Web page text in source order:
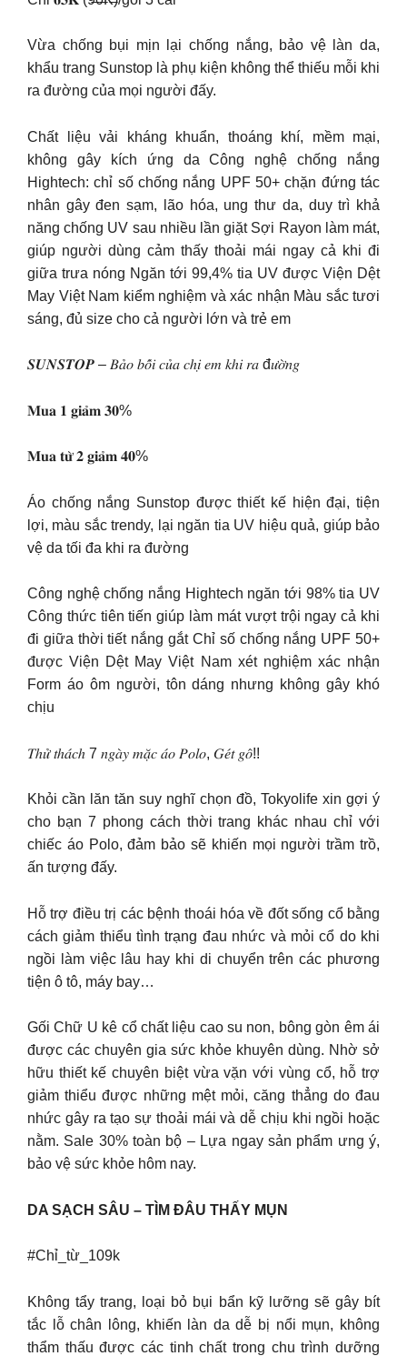
Vừa chống bụi mịn lại chống nắng, bảo vệ làn da,
khẩu trang Sunstop là phụ kiện không thể thiếu mỗi khi
ra đường của mọi người đấy.
Chất liệu vải kháng khuẩn, thoáng khí, mềm mại,
không gây kích ứng da Công nghệ chống nắng
Hightech: chỉ số chống nắng UPF 50+ chặn đứng tác
nhân gây đen sạm, lão hóa, ung thư da, duy trì khả
năng chống UV sau nhiều lần giặt Sợi Rayon làm mát,
giúp người dùng cảm thấy thoải mái ngay cả khi đi
giữa trưa nóng Ngăn tới 99,4% tia UV được Viện Dệt
May Việt Nam kiểm nghiệm và xác nhận Màu sắc tươi
sáng, đủ size cho cả người lớn và trẻ em
𝑺𝑼𝑵𝑺𝑻𝑶𝑷 – 𝐵𝑎̉𝑜 𝑏𝑜̂́𝑖 𝑐𝑢̉𝑎 𝑐ℎ𝑖̣ 𝑒𝑚 𝑘ℎ𝑖 𝑟𝑎 đ𝑢̛𝑜̛̀𝑛𝑔
𝐌𝐮𝐚 𝟏 𝐠𝐢𝐚̉𝐦 𝟑𝟎%
𝐌𝐮𝐚 𝐭𝐮̛̀ 𝟐 𝐠𝐢𝐚̉𝐦 𝟒𝟎%
Áo chống nắng Sunstop được thiết kế hiện đại, tiện
lợi, màu sắc trendy, lại ngăn tia UV hiệu quả, giúp bảo
vệ da tối đa khi ra đường
Công nghệ chống nắng Hightech ngăn tới 98% tia UV
Công thức tiên tiến giúp làm mát vượt trội ngay cả khi
đi giữa thời tiết nắng gắt Chỉ số chống nắng UPF 50+
được Viện Dệt May Việt Nam xét nghiệm xác nhận
Form áo ôm người, tôn dáng nhưng không gây khó
chịu
𝑇ℎ𝑢̛̉ 𝑡ℎ𝑎́𝑐ℎ 7 𝑛𝑔𝑎̀𝑦 𝑚𝑎̣̆𝑐 𝑎́𝑜 𝑃𝑜𝑙𝑜, 𝐺𝑒́𝑡 𝑔𝑜̂!!
Khỏi cần lăn tăn suy nghĩ chọn đồ, Tokyolife xin gợi ý
cho bạn 7 phong cách thời trang khác nhau chỉ với
chiếc áo Polo, đảm bảo sẽ khiến mọi người trầm trồ,
ấn tượng đấy.
Hỗ trợ điều trị các bệnh thoái hóa về đốt sống cổ bằng
cách giảm thiểu tình trạng đau nhức và mỏi cổ do khi
ngồi làm việc lâu hay khi di chuyển trên các phương
tiện ô tô, máy bay…
Gối Chữ U kê cổ chất liệu cao su non, bông gòn êm ái
được các chuyên gia sức khỏe khuyên dùng. Nhờ sở
hữu thiết kế chuyên biệt vừa vặn với vùng cổ, hỗ trợ
giảm thiểu được những mệt mỏi, căng thẳng do đau
nhức gây ra tạo sự thoải mái và dễ chịu khi ngồi hoặc
nằm. Sale 30% toàn bộ – Lựa ngay sản phẩm ưng ý,
bảo vệ sức khỏe hôm nay.
DA SẠCH SÂU – TÌM ĐÂU THẤY MỤN
#Chỉ_từ_109k
Không tẩy trang, loại bỏ bụi bẩn kỹ lưỡng sẽ gây bít
tắc lỗ chân lông, khiến làn da dễ bị nổi mụn, không
thẩm thấu được các tinh chất trong chu trình dưỡng